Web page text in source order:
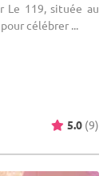
Le 119, située au
célébrer ...
5.0 (9)